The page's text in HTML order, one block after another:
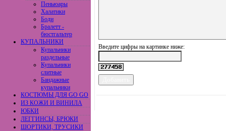
Пеньюары
Халатики
Боди
Бралетт -
бюстгальтер
КУПАЛЬНИКИ
Купальники
раздельные
Купальники
слитные
Бандажные
купальники
КОСТЮМЫ ДЛЯ GO GO
ИЗ КОЖИ И ВИНИЛА
ЮБКИ
ЛЕГГИНСЫ, БРЮКИ
ШОРТИКИ, ТРУСИКИ
Введите цифры на картинке ниже: